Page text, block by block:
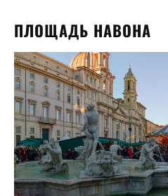
ПЛОЩАДЬ НАВОНА